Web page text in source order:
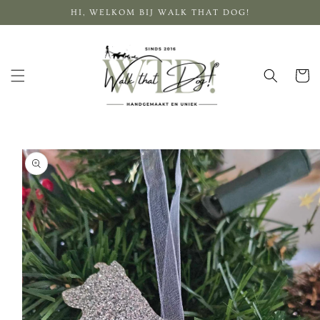
content
HI, WELKOM BIJ WALK THAT DOG!
direct naar